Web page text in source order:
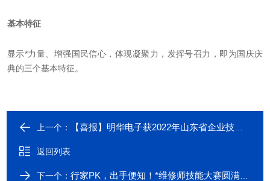
基本特征
显示*力量、增强国民信心，体现凝聚力，发挥号召力，即为国庆庆
典的三个基本特征。
上一个： 【喜报】明华电子获2022年山东省企业技术中心认定
返回列表
下一个：行家PK，出手便知！*维修师技能大赛圆满落幕